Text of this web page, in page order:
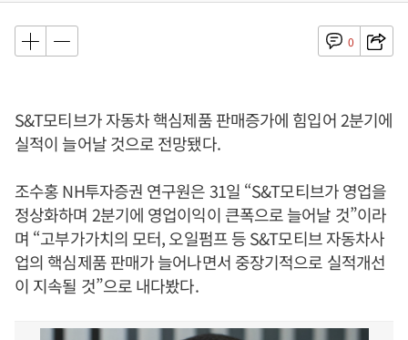
0
S&T모티브가 자동차 핵심제품 판매증가에 힘입어 2분기에
실적이 늘어날 것으로 전망됐다.
조수홍 NH투자증권 연구원은 31일 “S&T모티브가 영업을
정상화하며 2분기에 영업이익이 큰폭으로 늘어날 것”이라
며 “고부가가치의 모터, 오일펌프 등 S&T모티브 자동차사
업의 핵심제품 판매가 늘어나면서 중장기적으로 실적개선
이 지속될 것”으로 내다봤다.